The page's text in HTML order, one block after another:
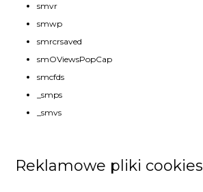
smvr
smwp
smrcrsaved
smOViewsPopCap
smcfds
_smps
_smvs
Reklamowe pliki cookies